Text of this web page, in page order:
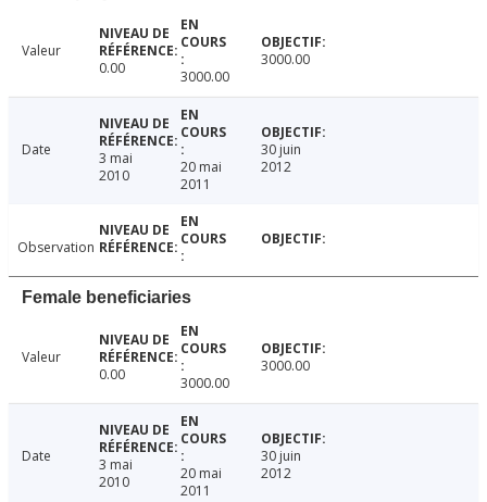
Valeur
0.00
3000.00
3000.00
Date
3 mai
2010
20 mai
2011
30 juin
2012
Observation
Female beneficiaries
Valeur
0.00
3000.00
3000.00
Date
3 mai
2010
20 mai
2011
30 juin
2012